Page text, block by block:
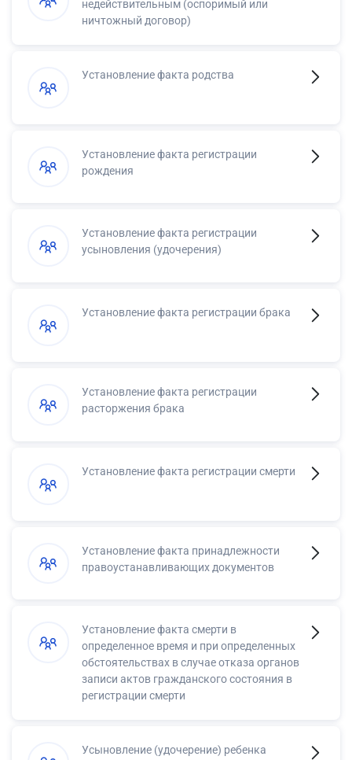
недействительным (оспоримый или
ничтожный договор)
Установление факта родства
Установление факта регистрации
рождения
Установление факта регистрации
усыновления (удочерения)
Установление факта регистрации брака
Установление факта регистрации
расторжения брака
Установление факта регистрации смерти
Установление факта принадлежности
правоустанавливающих документов
Установление факта смерти в
определенное время и при определенных
обстоятельствах в случае отказа органов
записи актов гражданского состояния в
регистрации смерти
Усыновление (удочерение) ребенка